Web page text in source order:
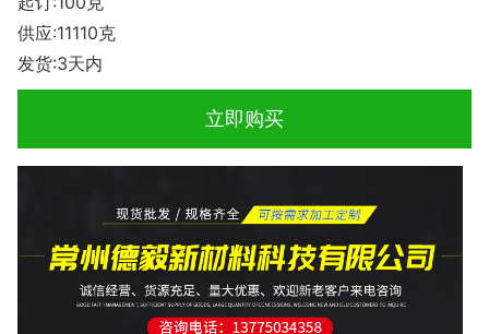
供应:11110克
发货:3天内
立即购买